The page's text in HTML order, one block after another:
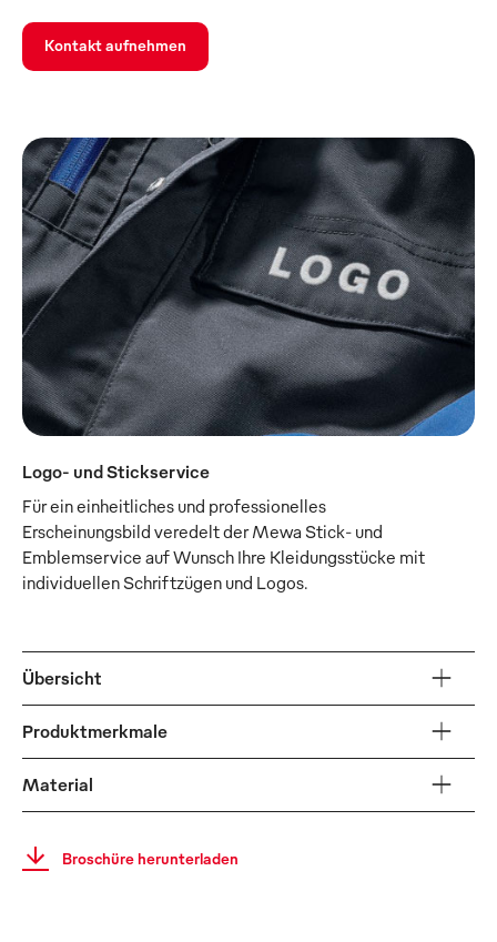
Kontakt aufnehmen
Logo- und Stickservice
Für ein einheitliches und professionelles
Erscheinungsbild veredelt der Mewa Stick- und
Emblemservice auf Wunsch Ihre Kleidungsstücke mit
individuellen Schriftzügen und Logos.
Übersicht
Produktmerkmale
Material
Broschüre herunterladen